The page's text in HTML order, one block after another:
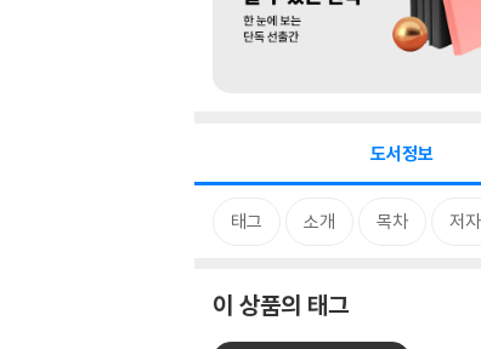
도서정보
태그 소개 목차 저
이 상품의 태그